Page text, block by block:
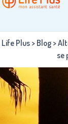
Life Plus> Blog>
se